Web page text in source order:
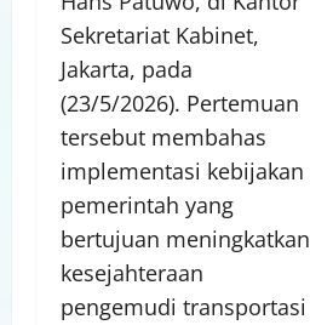
Sekretariat Kabinet,
Jakarta, pada
(23/5/2026). Pertemuan
tersebut membahas
implementasi kebijakan
pemerintah yang
bertujuan meningkatkan
kesejahteraan
pengemudi transportasi